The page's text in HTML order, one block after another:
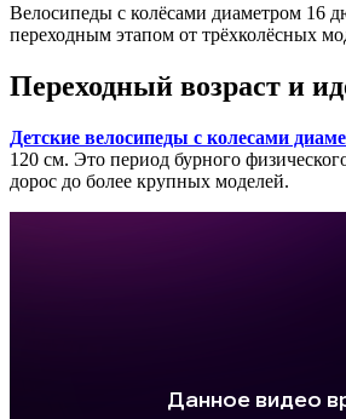
Велосипеды с колёсами диаметром 16
переходным этапом от трёхколёсных
Переходный возраст и
Детские велосипеды с колесами
120 см. Это период бурного
дорос до более крупных моделей.